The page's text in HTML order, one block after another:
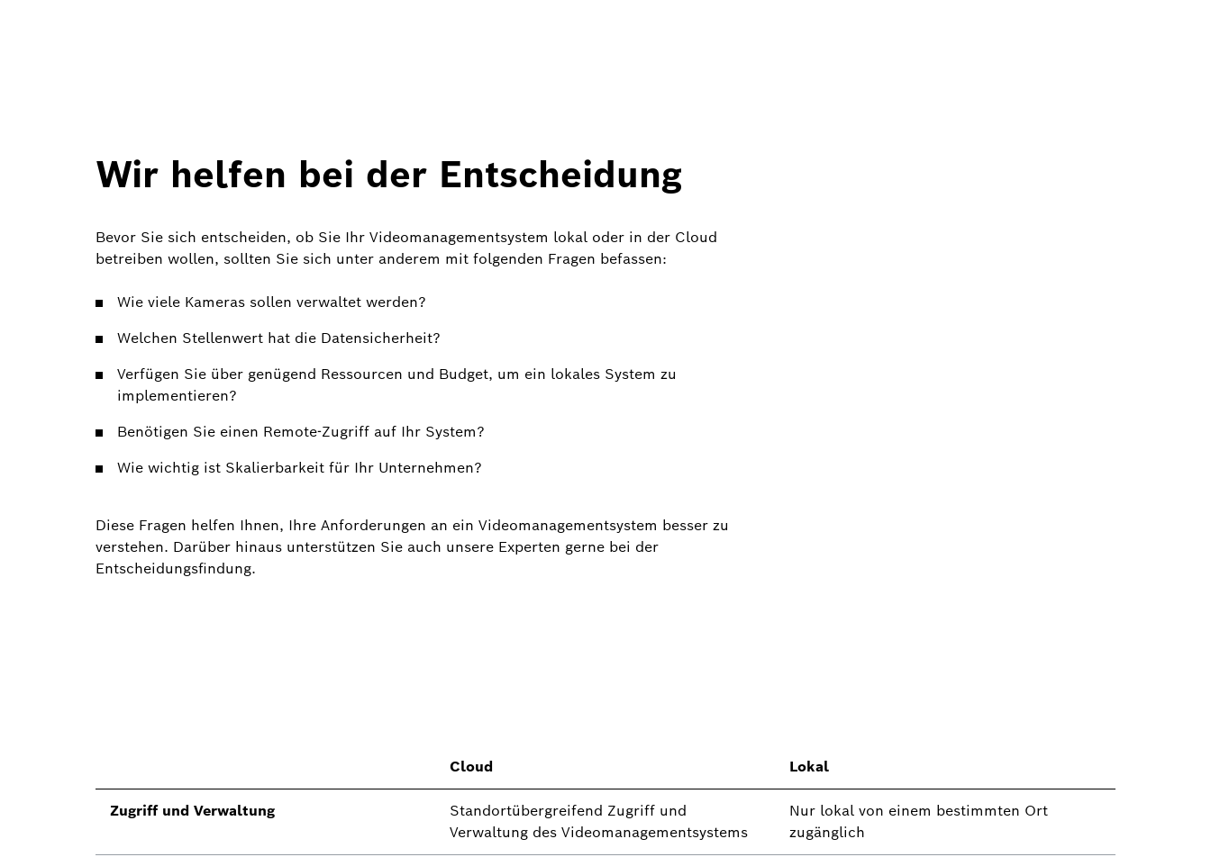
Wir helfen bei der Entscheidung
Bevor Sie sich entscheiden, ob Sie Ihr Videomanagementsystem lokal oder in der Cloud
betreiben wollen, sollten Sie sich unter anderem mit folgenden Fragen befassen:
Wie viele Kameras sollen verwaltet werden?
Welchen Stellenwert hat die Datensicherheit?
Verfügen Sie über genügend Ressourcen und Budget, um ein lokales System zu
implementieren?
Benötigen Sie einen Remote-Zugriff auf Ihr System?
Wie wichtig ist Skalierbarkeit für Ihr Unternehmen?
Diese Fragen helfen Ihnen, Ihre Anforderungen an ein Videomanagementsystem besser zu
verstehen. Darüber hinaus unterstützen Sie auch unsere Experten gerne bei der
Entscheidungsfindung.
Cloud Lokal
Zugriff und Verwaltung
Standortübergreifend Zugriff und
Verwaltung des Videomanagementsystems
Nur lokal von einem bestimmten Ort
zugänglich